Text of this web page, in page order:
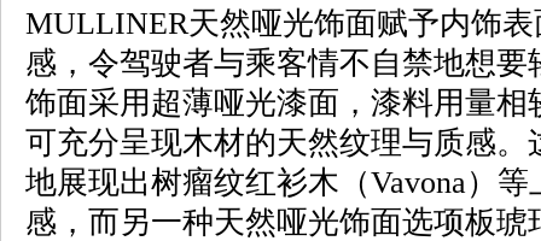
MULLINER天然哑光饰面赋予内饰
感，令驾驶者与乘客情不自禁地想
饰面采用超薄哑光漆面，漆料用量相
可充分呈现木材的天然纹理与质感
地展现出树瘤纹红衫木（Vavona）
感，而另一种天然哑光饰面选项板琥